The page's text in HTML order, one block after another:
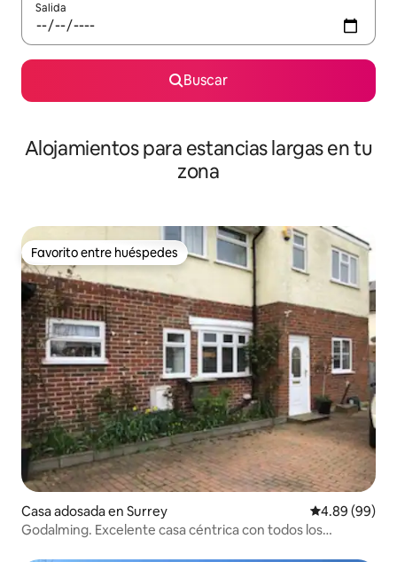
Salida
Buscar
Alojamientos para estancias largas en tu
zona
Favorito entre huéspedes
Favorito entre huéspedes
Casa adosada en Surrey Calificación
4.89 (99)
Godalming. Excelente casa céntrica con todos los